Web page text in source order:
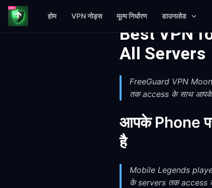
होम VPN नोड्स मूल्य निर्धारण डाउनलोड
Best VPN
All Servers
FreeGuard VPN
तक access के साथ आपके
आपके Phone
है
Mobile Legends
के servers तक access